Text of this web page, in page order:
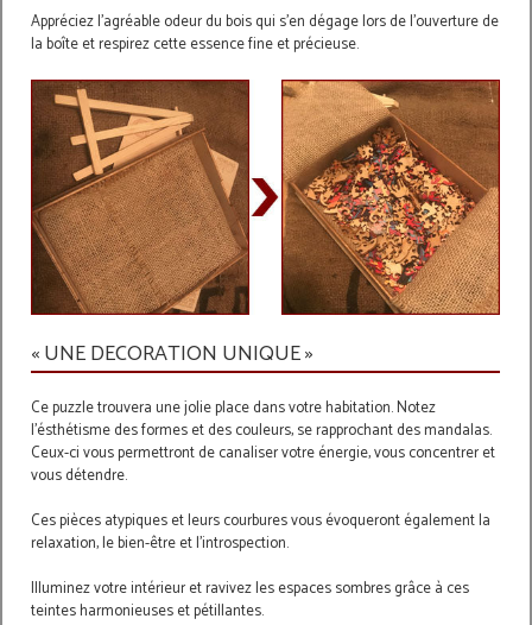
Appréciez l'agréable odeur du bois qui s'en dégage lors de l'ouverture de
la boîte et respirez cette essence fine et précieuse.
« UNE DECORATION UNIQUE »
Ce puzzle trouvera une jolie place dans votre habitation. Notez
l'ésthétisme des formes et des couleurs, se rapprochant des mandalas.
Ceux-ci vous permettront de canaliser votre énergie, vous concentrer et
vous détendre.
Ces pièces atypiques et leurs courbures vous évoqueront également la
relaxation, le bien-être et l'introspection.
Illuminez votre intérieur et ravivez les espaces sombres grâce à ces
teintes harmonieuses et pétillantes.